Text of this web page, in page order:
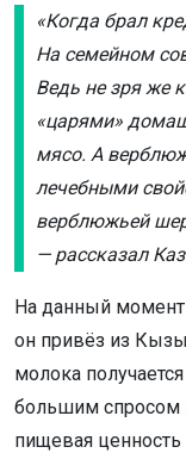
«Когда брал
На семейном
Ведь не зря же
«царями»
мясо. А
лечебными
верблюжьей
— рассказал
На данный
он привёз из
молока
большим спросом
пищевая ценность